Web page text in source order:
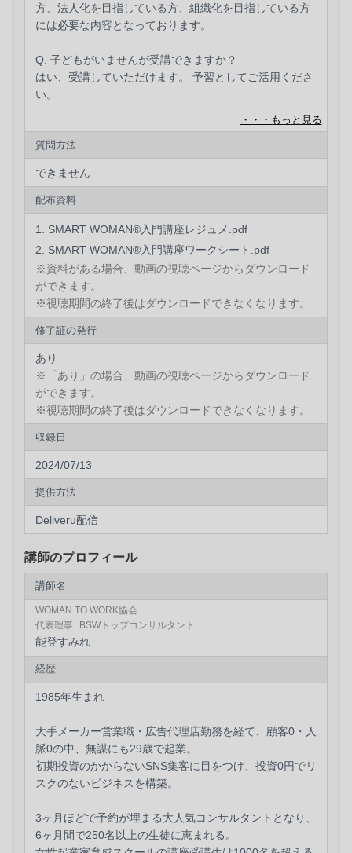
方、法人化を目指している方、組織化を目指している方
には必要な内容となっております。
Q. 子どもがいませんが受講できますか？
はい、受講していただけます。 予習としてご活用くださ
い。
Q.男性の受講は可能ですか？
はい、受講していただけます。 女性のマネジメントにぜ
Q.会社の補助を利用して受講をしたいのですが…
必要な提出書類等がある場合は WTW協会事務局（info＠
womantowork.com）までご連絡ください。
Q.受講修了証等の発行はありますか？
はい、動画視聴画面の「修了証」よりダウンロードが可
能です。
Q. ビジネス系の講座の初心者ですが大丈夫でしょうか？
はい、大丈夫です！ 体験しながら学ぶ実践的なカリキュ
ラムを組んでおりますので安心してご参加ください。
Q. 会社で研修として実施をお願いしたいです。
ご検討いただき、ありがとうございます。 WTW協会事
務局（info＠womantowork.com）までご連絡ください。
講座開催は研修を受けたSMART WOMAN®メンターのみ
実施可能となっております。 社内での研修実施、個人へ
の提供、社員研修講師として提供も可能となります。
質問方法
できません
配布資料
SMART WOMAN®入門講座レジュメ.pdf
SMART WOMAN®入門講座ワークシート.pdf
※資料がある場合、動画の視聴ページからダウンロード
ができます。
※視聴期間の終了後はダウンロードできなくなります。
修了証の発行
あり
※「あり」の場合、動画の視聴ページからダウンロード
ができます。
※視聴期間の終了後はダウンロードできなくなります。
収録日
2024/07/13
提供方法
Deliveru配信
講師のプロフィール
講師名
WOMAN TO WORK協会
代表理事
BSWトップコンサルタント
能登すみれ
経歴
1985年生まれ
大手メーカー営業職・広告代理店勤務を経て、顧客0・人
脈0の中、無謀にも29歳で起業。
初期投資のかからないSNS集客に目をつけ、投資0円でリ
スクのないビジネスを構築。
3ヶ月ほどで予約が埋まる大人気コンサルタントとなり、
6ヶ月間で250名以上の生徒に恵まれる。